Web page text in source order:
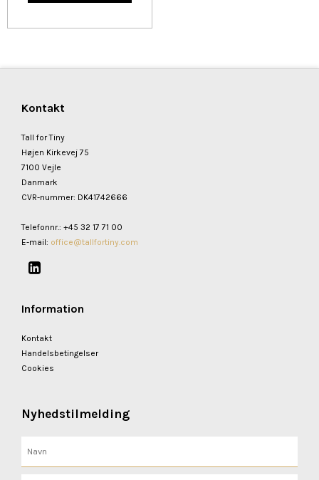
Kontakt
Tall for Tiny
Højen Kirkevej 75
7100 Vejle
Danmark
CVR-nummer: DK41742666
Telefonnr.: +45 32 17 71 00
E-mail: office@tallfortiny.com
Information
Kontakt
Handelsbetingelser
Cookies
Nyhedstilmelding